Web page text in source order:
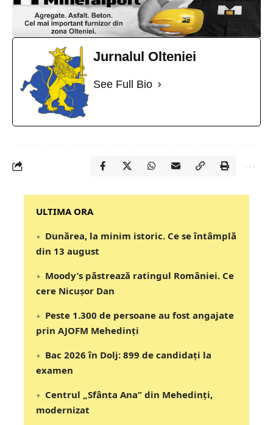
Jurnalul Olteniei
See Full Bio
‎‎‎‎‎‎‎ULTIMA ORA
Dunărea, la minim istoric. Ce se întâmplă
din 13 august
Moody’s păstrează ratingul României. Ce
cere Nicușor Dan
Peste 1.300 de persoane au fost angajate
prin AJOFM Mehedinți
Bac 2026 în Dolj: 899 de candidați la
examen
Centrul „Sfânta Ana” din Mehedinți,
modernizat